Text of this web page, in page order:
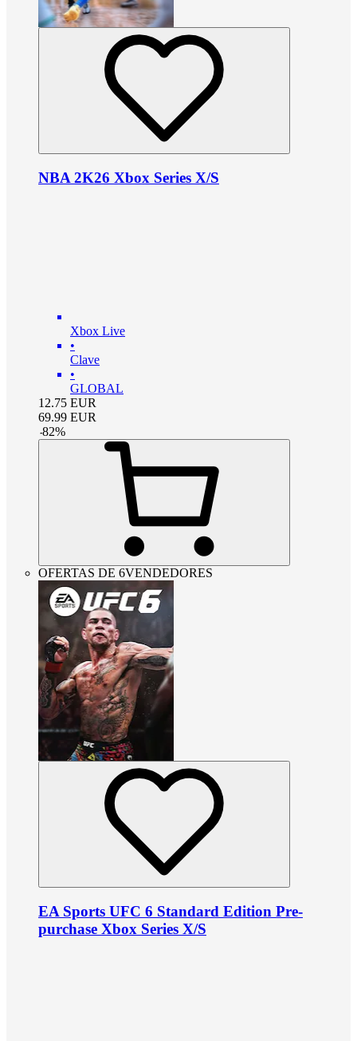
NBA 2K26 Xbox Series X/S
Xbox Live
•
Clave
•
GLOBAL
12.75 EUR
69.99 EUR
-82%
OFERTAS DE 6VENDEDORES
EA Sports UFC 6 Standard Edition Pre-
purchase Xbox Series X/S